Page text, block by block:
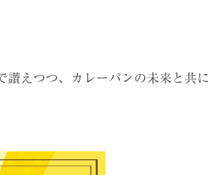
えつつ、カレーパンの未来と共